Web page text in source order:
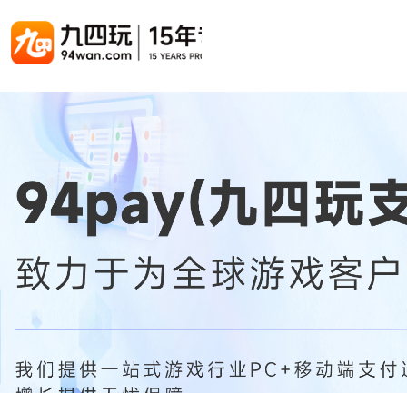
游戏联运系统
手游联运系统
千款游戏任意运营
页游联运系统
H5游戏联运系统
支持多国语言，多种国际支付
PC官网
游戏APP
游戏、玩家、资金一站管理
游戏库
手游列表
上千款游戏，款款吸金 代理流程
热门游戏、大厂游戏、高分成 带你了解
小程序游戏列表
游戏陪玩系统
游戏陪玩系统
变现模式多样(订单、礼物、招商加盟)
陪玩PC官网
陪玩APP
一站式管理陪玩技师/订单/玩家数据...
游戏开播助手